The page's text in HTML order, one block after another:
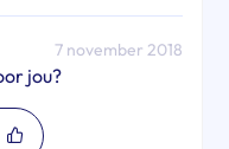
7 november 2018
jou?